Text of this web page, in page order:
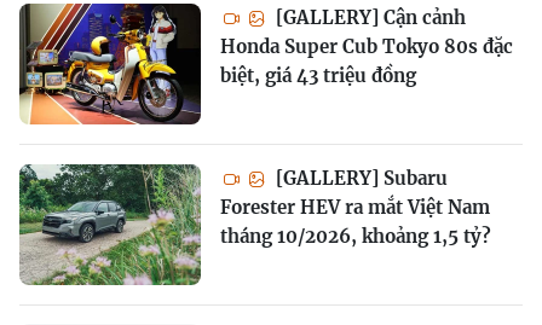
[GALLERY] Cận cảnh
Honda Super Cub Tokyo 80s đặc
biệt, giá 43 triệu đồng
[GALLERY] Subaru
Forester HEV ra mắt Việt Nam
tháng 10/2026, khoảng 1,5 tỷ?